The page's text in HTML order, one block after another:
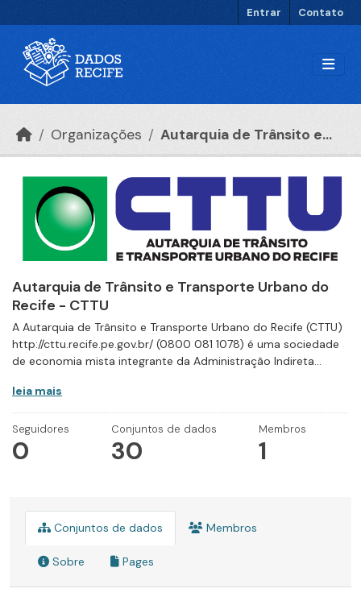
Entrar Contato
Organizações Autarquia de Trânsito e...
Autarquia de Trânsito e Transporte Urbano do
Recife - CTTU
A Autarquia de Trânsito e Transporte Urbano do Recife (CTTU)
http://cttu.recife.pe.gov.br/ (0800 081 1078) é uma sociedade
de economia mista integrante da Administração Indireta...
leia mais
Seguidores
0
Conjuntos de dados
30
Membros
1
Conjuntos de dados Membros
Sobre Pages